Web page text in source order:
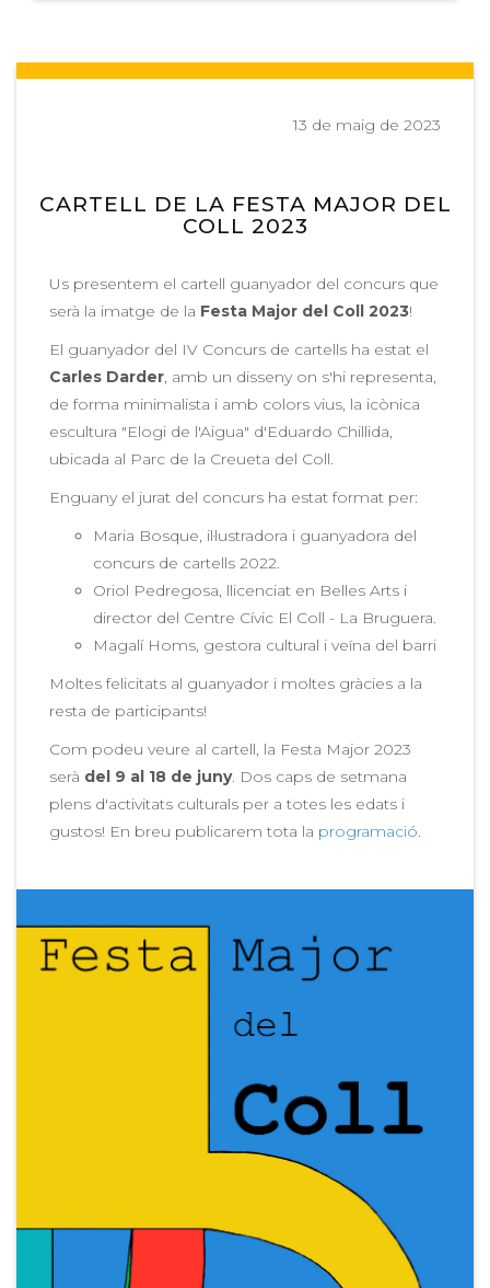
13 de maig de 2023
CARTELL DE LA FESTA MAJOR DEL
COLL 2023
Us presentem el cartell guanyador del concurs que
serà la imatge de la Festa Major del Coll 2023!
El guanyador del IV Concurs de cartells ha estat el
Carles Darder, amb un disseny on s'hi representa,
de forma minimalista i amb colors vius, la icònica
escultura "Elogi de l'Aigua" d'Eduardo Chillida,
ubicada al Parc de la Creueta del Coll.
Enguany el jurat del concurs ha estat format per:
Maria Bosque, il·lustradora i guanyadora del
concurs de cartells 2022.
Oriol Pedregosa, llicenciat en Belles Arts i
director del Centre Cívic El Coll - La Bruguera.
Magalí Homs, gestora cultural i veïna del barri
Moltes felicitats al guanyador i moltes gràcies a la
resta de participants!
Com podeu veure al cartell, la Festa Major 2023
serà del 9 al 18 de juny. Dos caps de setmana
plens d'activitats culturals per a totes les edats i
gustos! En breu publicarem tota la programació.